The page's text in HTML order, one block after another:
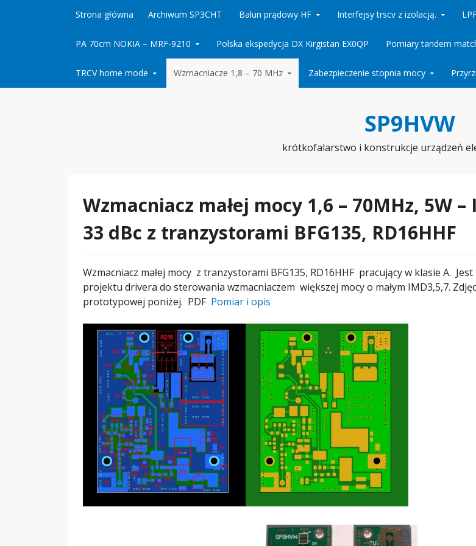
Strona główna Archiwum SP3CHT Balun prądowy HF Interfejsy trscv z izolacją.
PA 70cm NOKIA – MRF-9210 Polska ekspedycja DX Kirgistan EX0QP Pomiary tandem
TRCV home mode Wzmacniacze 1,8 – 70 MHz Zabezpieczenie stopnia mocy
SP9HVW
krótkofalarstwo i konstrukcje urządzeń
Wzmacniacz małej mocy 1,6 – 70MHz, 5W –
33 dBc z tranzystorami BFG135, RD16HHF
Wzmacniacz małej mocy z tranzystorami BFG135, RD16HHF pracujący w klasie A. Jest
projektu drivera do sterowania wzmacniaczem większej mocy o małym IMD3,5,7.
prototypowej poniżej. PDF Pomiar i opis